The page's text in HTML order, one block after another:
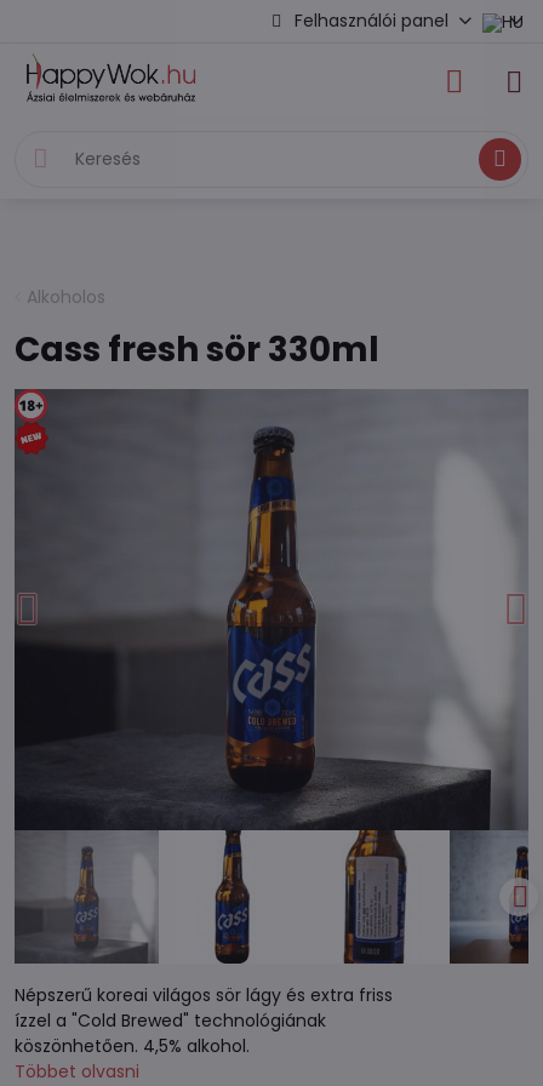
Felhasználói panel
Keresés
Alkoholos
Cass fresh sör 330ml
Népszerű koreai világos sör lágy és extra friss
ízzel a "Cold Brewed" technológiának
köszönhetően. 4,5% alkohol.
Többet olvasni